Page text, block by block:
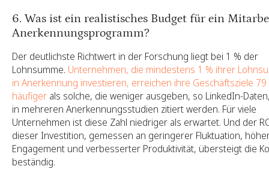
6. Was ist ein realistisches Budget für ein
Anerkennungsprogramm?
Der deutlichste Richtwert in der Forschung liegt bei 1 % der
Lohnsumme. Unternehmen, die mindestens 1 % ihrer
in Anerkennung investieren, erreichen ihre Geschäftsziele 79
häufiger als solche, die weniger ausgeben, so LinkedIn-
in mehreren Anerkennungsstudien zitiert werden. Für viele
Unternehmen ist diese Zahl niedriger als erwartet. Und der
dieser Investition, gemessen an geringerer Fluktuation,
Engagement und verbesserter Produktivität, übersteigt die
beständig.